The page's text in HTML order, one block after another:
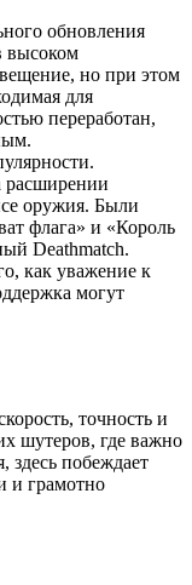
обновления
высоком
но при этом
для
переработан,
расширении
оружия. Были
флага» и «Король
Deathmatch.
как уважение к
могут
точность и
шутеров, где важно
здесь побеждает
и грамотно